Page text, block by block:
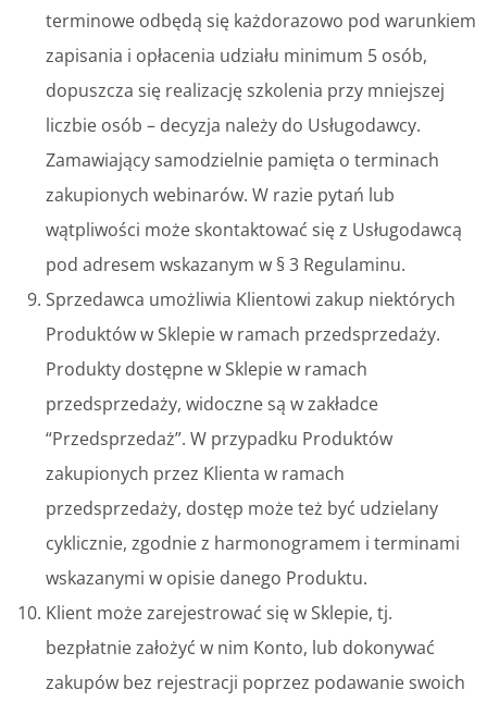
terminowe odbędą się każdorazowo pod warunkiem
zapisania i opłacenia udziału minimum 5 osób,
dopuszcza się realizację szkolenia przy mniejszej
liczbie osób – decyzja należy do Usługodawcy.
Zamawiający samodzielnie pamięta o terminach
zakupionych webinarów. W razie pytań lub
wątpliwości może skontaktować się z Usługodawcą
pod adresem wskazanym w § 3 Regulaminu.
Sprzedawca umożliwia Klientowi zakup niektórych
Produktów w Sklepie w ramach przedsprzedaży.
Produkty dostępne w Sklepie w ramach
przedsprzedaży, widoczne są w zakładce
“Przedsprzedaż”. W przypadku Produktów
zakupionych przez Klienta w ramach
przedsprzedaży, dostęp może też być udzielany
cyklicznie, zgodnie z harmonogramem i terminami
wskazanymi w opisie danego Produktu.
Klient może zarejestrować się w Sklepie, tj.
bezpłatnie założyć w nim Konto, lub dokonywać
zakupów bez rejestracji poprzez podawanie swoich